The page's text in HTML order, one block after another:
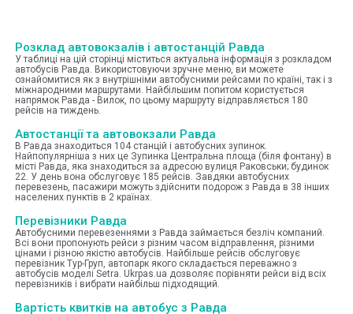
Розклад автовокзалів і автостанцій Равда
У таблиці на цій сторінці міститься актуальна інформація з розкладом
автобусів Равда. Використовуючи зручне меню, ви можете
ознайомитися як з внутрішніми автобусними рейсами по країні, так і з
міжнародними маршрутами. Найбільшим попитом користується
напрямок Равда - Вилок, по цьому маршруту відправляється 180
рейсів на тиждень.
Автостанції та автовокзали Равда
В Равда знаходиться 104 станцій і автобусних зупинок.
Найпопулярніша з них це Зупинка Центральна площа (біля фонтану) в
місті Равда, яка знаходиться за адресою вулиця Раковськи; будинок
22. У день вона обслуговує 185 рейсів. Завдяки автобусних
перевезень, пасажири можуть здійснити подорож з Равда в 38 інших
населених пунктів в 2 країнах.
Перевізники Равда
Автобусними перевезеннями з Равда займається безліч компаний.
Всі вони пропонують рейси з різним часом відправлення, різними
цінами і різною якістю автобусів. Найбільше рейсів обслуговує
перевізник Тур-Груп, автопарк якого складається переважно з
автобусів моделі Setra. Ukrpas.ua дозволяє порівняти рейси від всіх
перевізників і вибрати найбільш підходящий.
Вартість квитків на автобус з Равда